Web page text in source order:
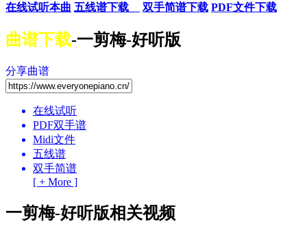
在线试听本曲 五线谱下载 双手简谱下载 PDF文件下载
曲谱下载-一剪梅-好听版
分享曲谱
在线试听
PDF双手谱
Midi文件
五线谱
双手简谱
[ + More ]
一剪梅-好听版相关视频